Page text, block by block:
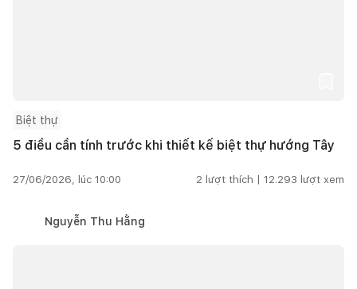
Biệt thự
5 điều cần tính trước khi thiết kế biệt thự hướng Tây
27/06/2026, lúc 10:00 2 lượt thích | 12.293 lượt xem
Nguyễn Thu Hằng